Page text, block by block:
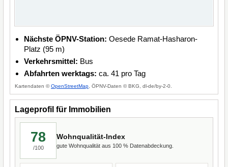
Nächste ÖPNV-Station: Oesede Ramat-Hasharon-
Platz (95 m)
Verkehrsmittel: Bus
Abfahrten werktags: ca. 41 pro Tag
Kartendaten ©OpenStreetMap , ÖPNV-Daten © BKG, dl-de/by-2-0.
Lageprofil für Immobilien
78
/100
Wohnqualität-Index
gute Wohnqualität aus 100 % Datenabdeckung.